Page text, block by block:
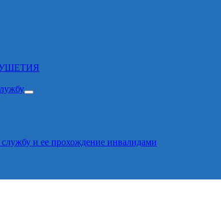
и ее прохождение инвалидами